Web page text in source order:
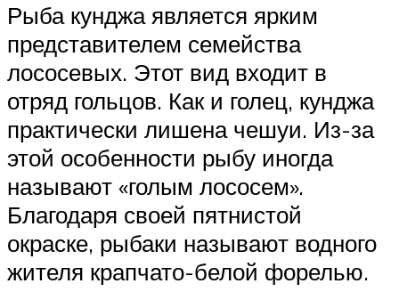
Рыба кунджа является ярким
представителем семейства
лососевых. Этот вид входит в
отряд гольцов. Как и голец, кунджа
практически лишена чешуи. Из-за
этой особенности рыбу иногда
называют «голым лососем».
Благодаря своей пятнистой
окраске, рыбаки называют водного
жителя крапчато-белой форелью.